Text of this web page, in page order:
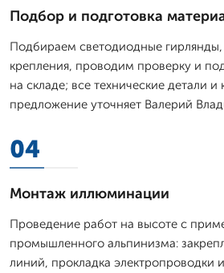
Подбор и подготовка
Подбираем светодиодные
крепления, проводим проверку и
на складе; все технические детали
предложение уточняет Валерий
04
Монтаж иллюминации
Проведение работ на высоте с
промышленного альпинизма:
линий, прокладка электропроводки